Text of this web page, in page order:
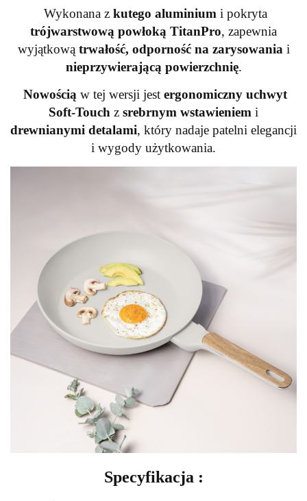
Wykonana z kutego aluminiumi pokryta
trójwarstwową powłoką TitanPro, zapewnia
wyjątkową trwałość, odporność na zarysowaniai
nieprzywierającą powierzchnię.
Nowością w tej wersji jest ergonomiczny uchwyt
Soft-Touch z srebrnym wstawieniem i
drewnianymi detalami, który nadaje patelni elegancji
i wygody użytkowania.
Specyfikacja :